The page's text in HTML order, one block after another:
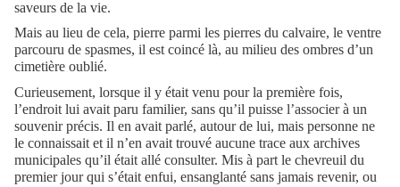
saveurs de la vie.
Mais au lieu de cela, pierre parmi les pierres du calvaire, le ventre
parcouru de spasmes, il est coincé là, au milieu des ombres d’un
cimetière oublié.
Curieusement, lorsque il y était venu pour la première fois,
l’endroit lui avait paru familier, sans qu’il puisse l’associer à un
souvenir précis. Il en avait parlé, autour de lui, mais personne ne
le connaissait et il n’en avait trouvé aucune trace aux archives
municipales qu’il était allé consulter. Mis à part le chevreuil du
premier jour qui s’était enfui, ensanglanté sans jamais revenir, ou